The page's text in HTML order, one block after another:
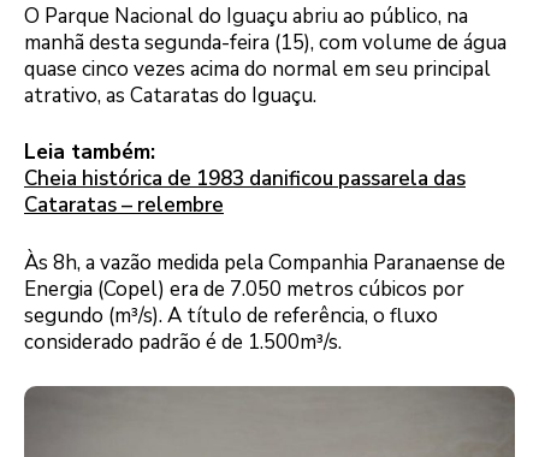
O Parque Nacional do Iguaçu abriu ao público, na
manhã desta segunda-feira (15), com volume de água
quase cinco vezes acima do normal em seu principal
atrativo, as Cataratas do Iguaçu.
Leia também:
Cheia histórica de 1983 danificou passarela das
Cataratas – relembre
Às 8h, a vazão medida pela Companhia Paranaense de
Energia (Copel) era de 7.050 metros cúbicos por
segundo (m³/s). A título de referência, o fluxo
considerado padrão é de 1.500m³/s.